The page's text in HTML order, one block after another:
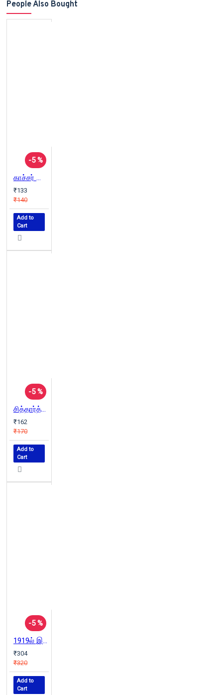
People Also Bought
-5 %
காச்சர் கோச்சர்
₹133
₹140
Add to
Cart
-5 %
சித்தார்த்தன்
₹162
₹170
Add to
Cart
-5 %
1919ல் இது நடந்தது
₹304
₹320
Add to
Cart